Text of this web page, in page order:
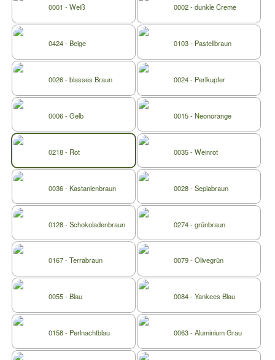
0001 - Weiß 0002 - dunkle Creme
0424 - Beige 0103 - Pastellbraun
0026 - blasses Braun 0024 - Perlkupfer
0006 - Gelb 0015 - Neonorange
0218 - Rot 0035 - Weinrot
0036 - Kastanienbraun 0028 - Sepiabraun
0128 - Schokoladenbraun 0274 - grünbraun
0167 - Terrabraun 0079 - Olivegrün
0055 - Blau 0084 - Yankees Blau
0158 - Perlnachtblau 0063 - Aluminium Grau